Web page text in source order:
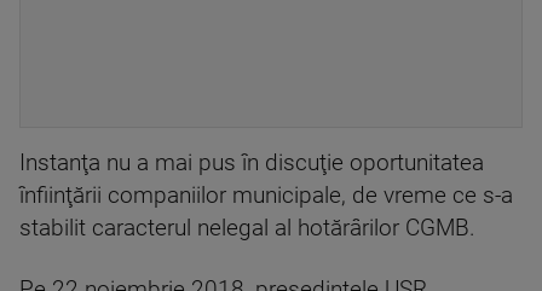
Instanţa nu a mai pus în discuţie oportunitatea
înfiinţării companiilor municipale, de vreme ce s-a
stabilit caracterul nelegal al hotărârilor CGMB.